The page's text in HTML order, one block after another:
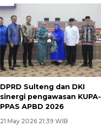
DPRD Sulteng dan DKI
sinergi pengawasan KUPA-
PPAS APBD 2026
21 May 2026 21:39 WIB